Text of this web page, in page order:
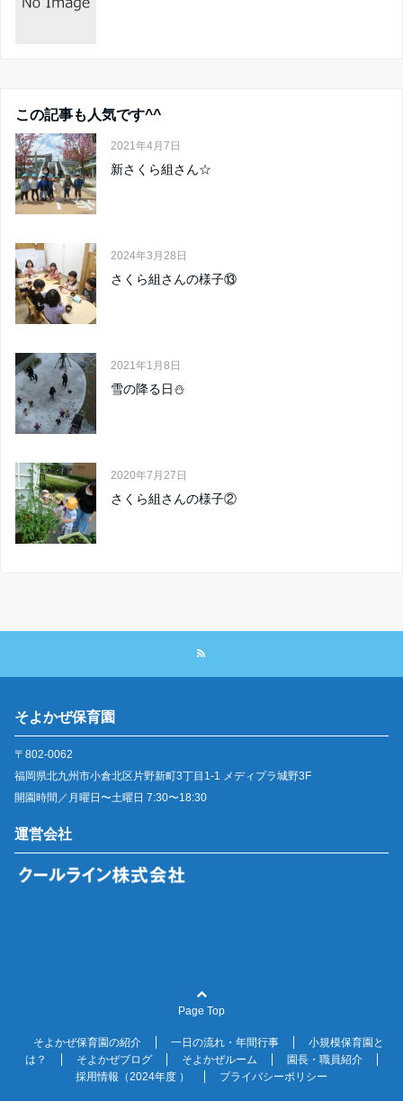
この記事も人気です^^
2021年4月7日
新さくら組さん☆
2024年3月28日
さくら組さんの様子⑬
2021年1月8日
雪の降る日⛄
2020年7月27日
さくら組さんの様子②
そよかぜ保育園
〒802-0062
福岡県北九州市小倉北区片野新町3丁目1-1 メディプラ城野3F
開園時間／月曜日〜土曜日 7:30〜18:30
運営会社
Page Top
そよかぜ保育園の紹介 一日の流れ・年間行事
小規模保育園と
は？
そよかぜブログ そよかぜルーム
園長・職員紹介
採用情報（2024年度 ）
プライバシーポリシー